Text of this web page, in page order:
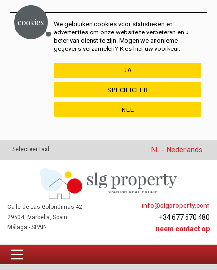
We gebruiken cookies voor statistieken en
advertenties om onze website te verbeteren en u
beter van dienst te zijn. Mogen we anonieme
gegevens verzamelen? Kies hier uw voorkeur.
JA
SPECIFICEER
NEE
Selecteer taal NL - Nederlands
info@slgproperty.com
+34 677 670 480
neem contact op
Calle de Las Golondrinas 42
29604, Marbella, Spain
Málaga - SPAIN